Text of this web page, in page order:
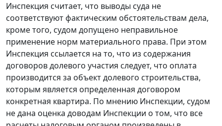
Инспекция считает, что выводы суда не
соответствуют фактическим обстоятельствам дела,
кроме того, судом допущено неправильное
применение норм материального права. При этом
Инспекция ссылается на то, что из содержания
договоров долевого участия следует, что оплата
производится за объект долевого строительства,
которым является определенная договором
конкретная квартира. По мнению Инспекции, судом
не дана оценка доводам Инспекции о том, что все